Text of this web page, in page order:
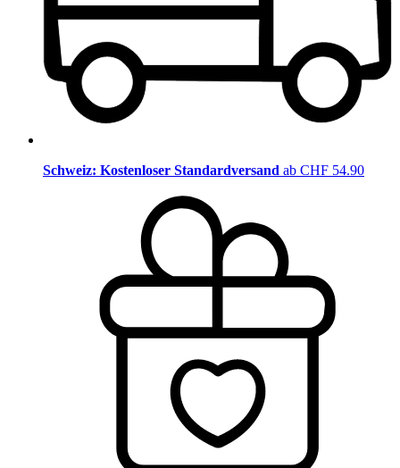
Schweiz: Kostenloser Standardversand ab CHF 54.90